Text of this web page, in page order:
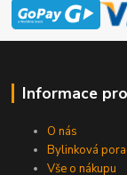
Informace
O nás
Bylinková
Vše o nákupu